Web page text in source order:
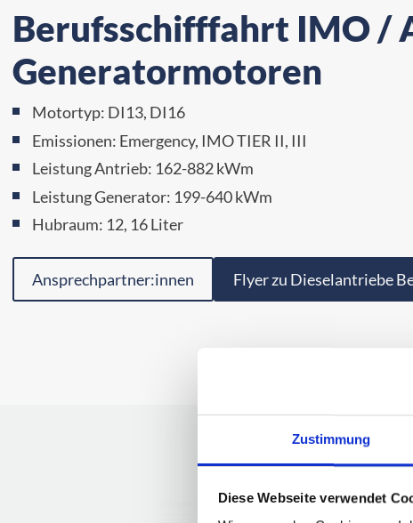
Zustimmung
Diese Webseite verwendet
Berufsschifffahrt IMO /
Generatormotoren
Motortyp: DI13, DI16
Emissionen: Emergency, IMO TIER II, III
Leistung Antrieb: 162-882 kWm
Leistung Generator: 199-640 kWm
Hubraum: 12, 16 Liter
Ansprechpartner:innen Flyer zu Dieselantriebe